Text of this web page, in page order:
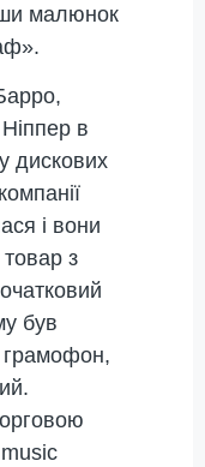
малюнок
в
дискових
і вони
з
був